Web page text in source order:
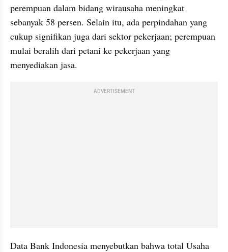
perempuan dalam bidang wirausaha meningkat
sebanyak 58 persen. Selain itu, ada perpindahan yang
cukup signifikan juga dari sektor pekerjaan; perempuan
mulai beralih dari petani ke pekerjaan yang
menyediakan jasa.
ADVERTISEMENT
Data Bank Indonesia menyebutkan bahwa total Usaha